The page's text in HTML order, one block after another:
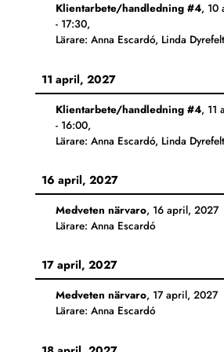
Klientarbete/handledning #4, 10
- 17:30,
Lärare: Anna Escardó, Linda Dyrefelt
11 april, 2027
Klientarbete/handledning #4, 11
- 16:00,
Lärare: Anna Escardó, Linda Dyrefelt
16 april, 2027
Medveten närvaro, 16 april, 2027
Lärare: Anna Escardó
17 april, 2027
Medveten närvaro, 17 april, 2027
Lärare: Anna Escardó